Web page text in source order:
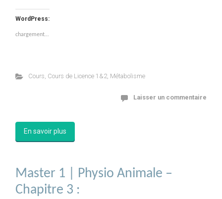
WordPress:
chargement…
Cours Cours de Licence 1&2, Métabolisme
Laisser un commentaire
En savoir plus
Master 1 | Physio Animale –
Chapitre 3 :